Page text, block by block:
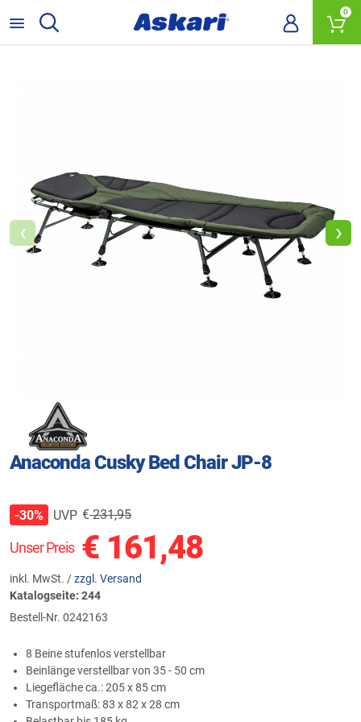
0
‹ ›
Anaconda Cusky Bed Chair JP-8
Unser Preis € 161,48
inkl. MwSt. /zzgl. Versand
-30% UVP €231,95
Katalogseite: 244
Bestell-Nr. 0242163
8 Beine stufenlos verstellbar
Beinlänge verstellbar von 35 - 50 cm
Liegefläche ca.: 205 x 85 cm
Transportmaß: 83 x 82 x 28 cm